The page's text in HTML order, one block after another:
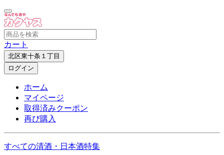
カート
北区東十条１丁目
ログイン
ホーム
マイページ
取得済みクーポン
再び購入
すべての清酒・日本酒特集